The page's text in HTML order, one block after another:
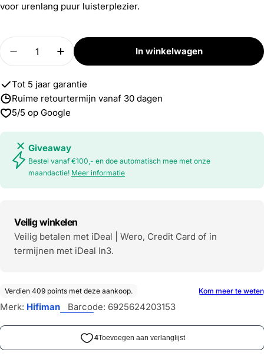
voor urenlang puur luisterplezier.
Aantal
Verlaag aantal voor Edition XV
Verhoog aantal voor Edition XV
In winkelwagen
Tot 5 jaar garantie
Ruime retourtermijn vanaf 30 dagen
5/5 op Google
Giveaway
Bestel vanaf €100,- en doe automatisch mee met onze
maandactie! Meer informatie
Veilig winkelen
Veilig betalen met iDeal | Wero, Credit Card of in
termijnen met iDeal In3.
Merk: Hifiman Barcode: 6925624203153